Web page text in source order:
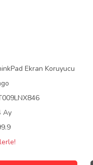
Ekran Koruyucu
Ay